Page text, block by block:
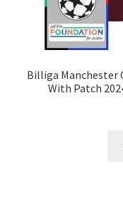
Billiga Manchester
With Patch